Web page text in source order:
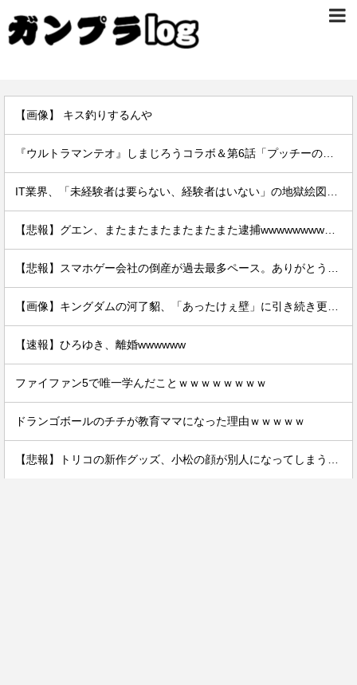
【画像】 キス釣りするんや
【速報】ひろゆき、離婚wwwwww
ファイファン5で唯一学んだことｗｗｗｗｗｗｗｗ
ドランゴボールのチチが教育ママになった理由ｗｗｗｗｗ